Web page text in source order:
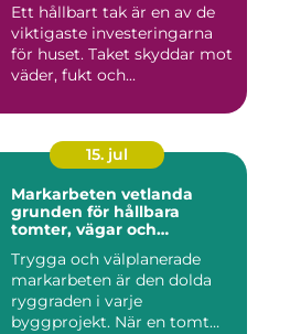
Ett hållbart tak är en av de
viktigaste investeringarna
för huset. Taket skyddar mot
väder, fukt och...
15. jul
Markarbeten vetlanda
grunden för hållbara
tomter, vägar och
Trygga och välplanerade
markarbeten är den dolda
ryggraden i varje
byggprojekt. När en tomt